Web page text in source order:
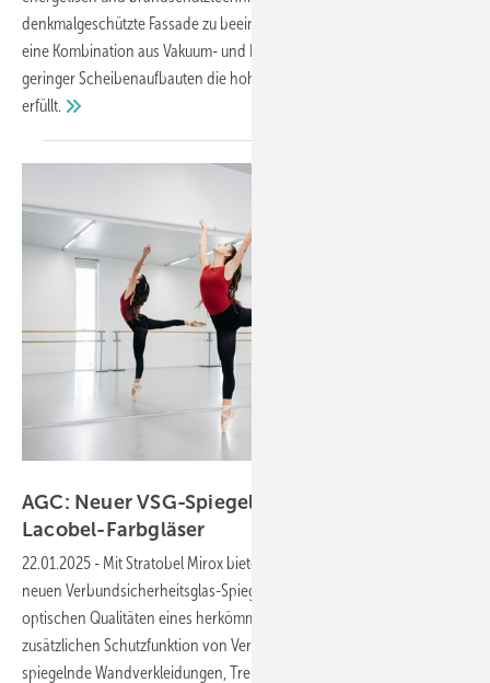
denkmalgeschützte Fassade zu beeinträchtigen. Möglich machte dies
eine Kombination aus Vakuum- und Brandschutzglas, die trotz
geringer Scheibenaufbauten die hohen Brandschutz-Anforderungen
erfüllt.
AGC: Neuer VSG-Spiegel und
Lacobel-Farbgläser
22.01.2025 - Mit Stratobel Mirox bietet mit einen AGC Glass Europe
neuen Verbundsicherheitsglas-Spiegel, der die funktionalen und
optischen Qualitäten eines herkömmlichen Mirox-Spiegels mit der
zusätzlichen Schutzfunktion von Verbundglas verbindet. Er ermöglicht
spiegelnde Wandverkleidungen, Trennwände und weitere Interieur-